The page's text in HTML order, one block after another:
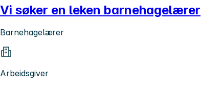
Vi søker en leken barnehagelærer
Barnehagelærer
Arbeidsgiver